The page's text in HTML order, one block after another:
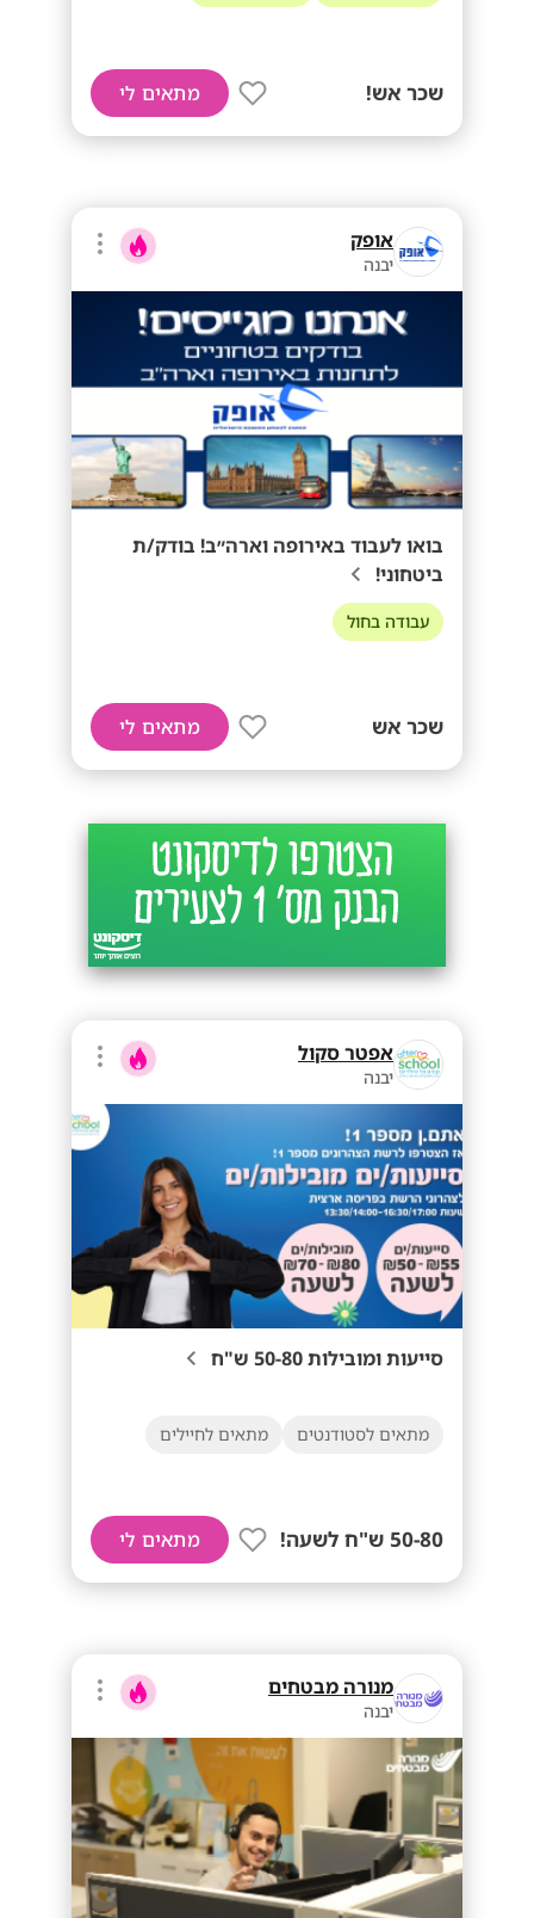
שכר אש! מתאים לי
אופק
יבנה
בואו לעבוד באירופה וארה״ב! בודק/ת
ביטחוני!
עבודה בחול
שכר אש מתאים לי
אפטר סקול
יבנה
סייעות ומובילות 50-80 ש"ח
מתאים לסטודנטים מתאים לחיילים
50-80 ש"ח לשעה! מתאים לי
מנורה מבטחים
יבנה